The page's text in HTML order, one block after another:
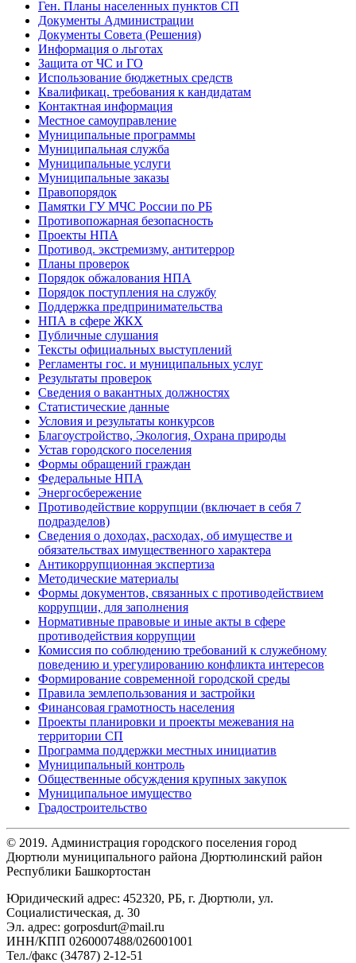
Ген. Планы населенных пунктов СП
Документы Администрации
Документы Совета (Решения)
Информация о льготах
Защита от ЧС и ГО
Использование бюджетных средств
Квалификац. требования к кандидатам
Контактная информация
Местное самоуправление
Муниципальные программы
Муниципальная служба
Муниципальные услуги
Муниципальные заказы
Правопорядок
Памятки ГУ МЧС России по РБ
Противопожарная безопасность
Проекты НПА
Противод. экстремизму, антитеррор
Планы проверок
Порядок обжалования НПА
Порядок поступления на службу
Поддержка предпринимательства
НПА в сфере ЖКХ
Публичные слушания
Тексты официальных выступлений
Регламенты гос. и муниципальных услуг
Результаты проверок
Сведения о вакантных должностях
Статистические данные
Условия и результаты конкурсов
Благоустройство, Экология, Охрана природы
Устав городского поселения
Формы обращений граждан
Федеральные НПА
Энергосбережение
Противодействие коррупции (включает в себя 7
подразделов)
Сведения о доходах, расходах, об имуществе и
обязательствах имущественного характера
Антикоррупционная экспертиза
Методические материалы
Формы документов, связанных с противодействием
коррупции, для заполнения
Нормативные правовые и иные акты в сфере
противодействия коррупции
Комиссия по соблюдению требований к служебному
поведению и урегулированию конфликта интересов
Формирование современной городской среды
Правила землепользования и застройки
Финансовая грамотность населения
Проекты планировки и проекты межевания на
территории СП
Программа поддержки местных инициатив
Муниципальный контроль
Общественные обсуждения крупных закупок
Муниципальное имущество
Градостроительство
© 2019. Администрация городского поселения город
Дюртюли муниципального района Дюртюлинский район
Республики Башкортостан
Юридический адрес: 452320, РБ, г. Дюртюли, ул.
Социалистическая, д. 30
Эл. адрес: gorposdurt@mail.ru
ИНН/КПП 0260007488/026001001
Тел./факс (34787) 2-12-51